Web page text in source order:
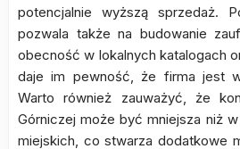
potencjalnie wyższą sprzedaż.
pozwala także na budowanie
obecność w lokalnych katalogach
daje im pewność, że firma jest
Warto również zauważyć, że
Górniczej może być mniejsza niż
miejskich, co stwarza dodatkowe